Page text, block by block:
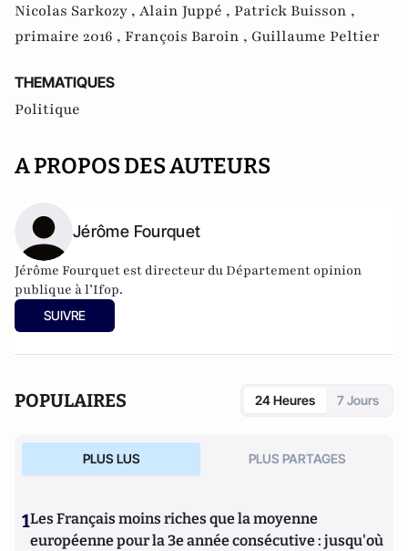
Nicolas Sarkozy , Alain Juppé , Patrick Buisson ,
primaire 2016 , François Baroin , Guillaume Peltier
THEMATIQUES
Politique
A PROPOS DES AUTEURS
Jérôme Fourquet
Jérôme Fourquet est directeur du Département opinion
publique à l’Ifop.
SUIVRE
POPULAIRES 24 Heures 7 Jours
PLUS LUS PLUS PARTAGES
1Les Français moins riches que la moyenne
européenne pour la 3e année consécutive : jusqu'où